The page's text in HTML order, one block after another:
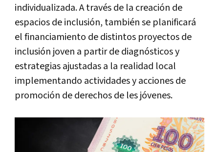
individualizada. A través de la creación de
espacios de inclusión, también se planificará
el financiamiento de distintos proyectos de
inclusión joven a partir de diagnósticos y
estrategias ajustadas a la realidad local
implementando actividades y acciones de
promoción de derechos de les jóvenes.